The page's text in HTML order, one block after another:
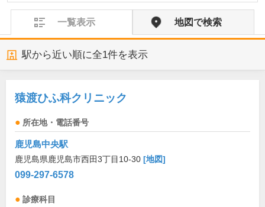
一覧表示 地図で検索
駅から近い順に全1件を表示
猿渡ひふ科クリニック
所在地・電話番号
鹿児島中央駅
鹿児島県鹿児島市西田3丁目10-30 [地図]
099-297-6578
診療科目